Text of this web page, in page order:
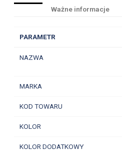
Ważne informacje
PARAMETR
NAZWA
MARKA
KOD TOWARU
KOLOR
KOLOR DODATKOWY